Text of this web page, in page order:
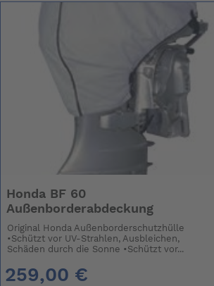
Honda BF 60
Außenborderabdeckung
Original Honda Außenborderschutzhülle
•Schützt vor UV-Strahlen, Ausbleichen,
Schäden durch die Sonne •Schützt vor...
259,00 €